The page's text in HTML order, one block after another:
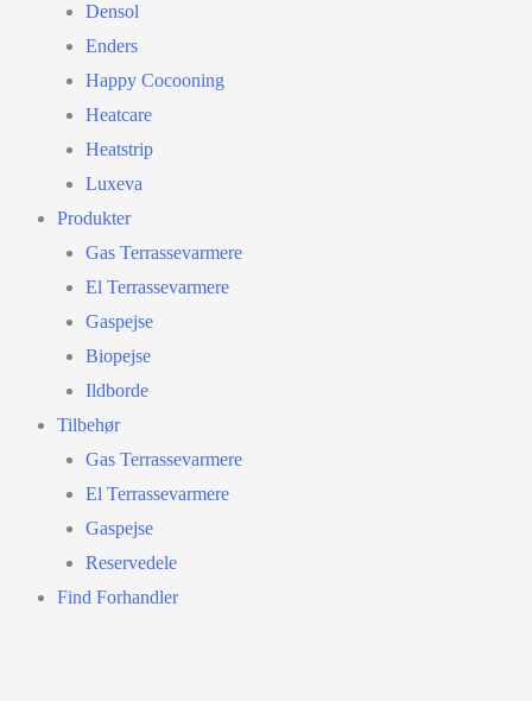
Densol
Enders
Happy Cocooning
Heatcare
Heatstrip
Luxeva
Produkter
Gas Terrassevarmere
El Terrassevarmere
Gaspejse
Biopejse
Ildborde
Tilbehør
Gas Terrassevarmere
El Terrassevarmere
Gaspejse
Reservedele
Find Forhandler